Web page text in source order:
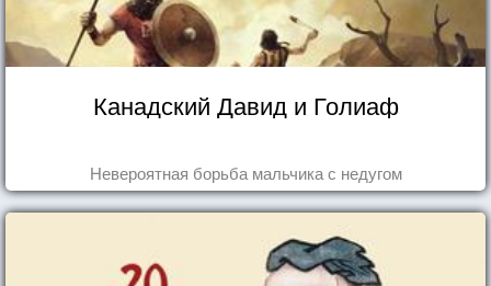
Канадский Давид и Голиаф
Невероятная борьба мальчика с недугом